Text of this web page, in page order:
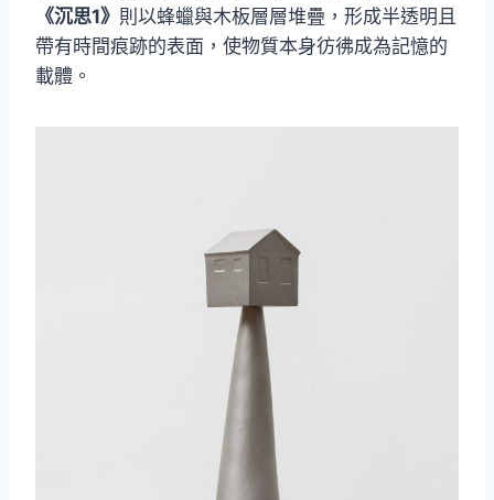
《沉思1》 則以蜂蠟與木板層層堆疊，形成半透明且
帶有時間痕跡的表面，使物質本身彷彿成為記憶的
載體。